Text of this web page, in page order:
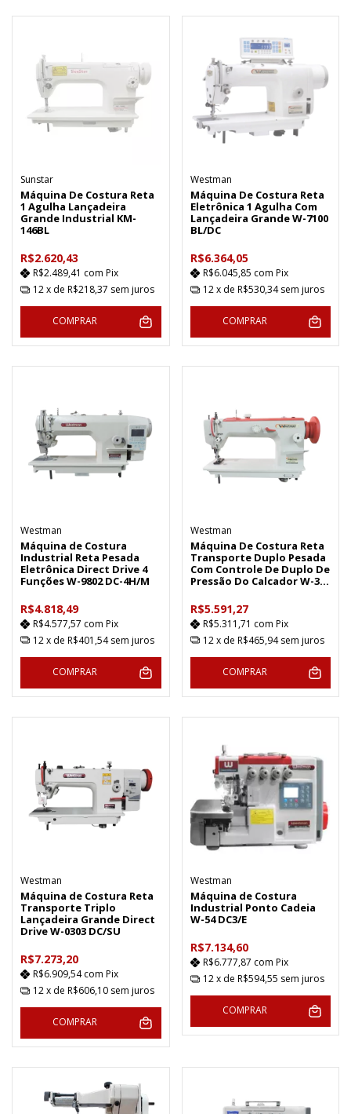
Sunstar
Máquina De Costura Reta
1 Agulha Lançadeira
Grande Industrial KM-
146BL
R$2.620,43
R$2.489,41 com Pix
12x de R$218,37 sem juros
COMPRAR
Westman
Máquina De Costura Reta
Eletrônica 1 Agulha Com
Lançadeira Grande W-7100
BL/DC
R$6.364,05
R$6.045,85 com Pix
12 x de R$530,34 sem juros
COMPRAR
Westman
Máquina de Costura
Industrial Reta Pesada
Eletrônica Direct Drive 4
Funções W-9802 DC-4H/M
R$4.818,49
R$4.577,57 com Pix
12x de R$401,54 sem juros
COMPRAR
Westman
Máquina De Costura Reta
Transporte Duplo Pesada
Com Controle De Duplo De
Pressão Do Calcador W-350
R$5.591,27
R$5.311,71 com Pix
12 x de R$465,94 sem juros
COMPRAR
Westman
Máquina de Costura Reta
Transporte Triplo
Lançadeira Grande Direct
Drive W-0303 DC/SU
R$7.273,20
R$6.909,54com Pix
12x de R$606,10 sem juros
COMPRAR
Westman
Máquina de Costura
Industrial Ponto Cadeia
W-54 DC3/E
R$7.134,60
R$6.777,87 com Pix
12 x de R$594,55 sem juros
COMPRAR